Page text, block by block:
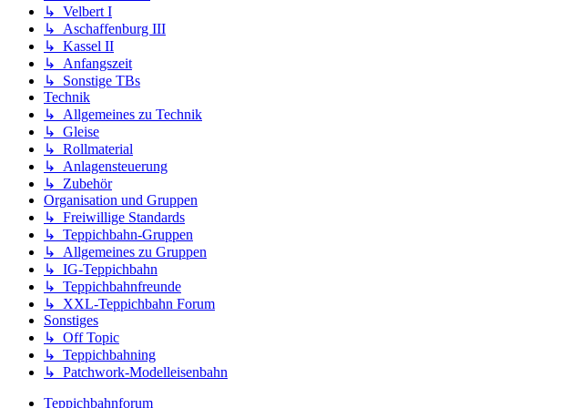
↳ Velbert I
↳ Aschaffenburg III
↳ Kassel II
↳ Anfangszeit
↳ Sonstige TBs
Technik
↳ Allgemeines zu Technik
↳ Gleise
↳ Rollmaterial
↳ Anlagensteuerung
↳ Zubehör
Organisation und Gruppen
↳ Freiwillige Standards
↳ Teppichbahn-Gruppen
↳ Allgemeines zu Gruppen
↳ IG-Teppichbahn
↳ Teppichbahnfreunde
↳ XXL-Teppichbahn Forum
Sonstiges
↳ Off Topic
↳ Teppichbahning
↳ Patchwork-Modelleisenbahn
Teppichbahnforum